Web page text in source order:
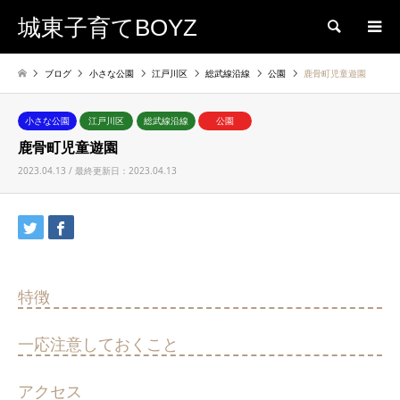
城東子育てBOYZ 検索
ブログ 小さな公園 江戸川区 総武線沿線 公園 鹿骨町児童遊園
小さな公園 江戸川区 総武線沿線 公園
鹿骨町児童遊園
2023.04.13 / 最終更新日：2023.04.13
特徴
一応注意しておくこと
アクセス